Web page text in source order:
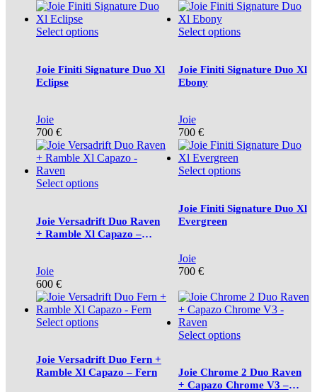
Select options
Joie Finiti Signature Duo Xl
Eclipse
Joie
700 €
Select options
Joie Finiti Signature Duo Xl
Ebony
Joie
700 €
Select options
Joie Versadrift Duo Raven
+ Ramble Xl Capazo –
Joie
600 €
Select options
Joie Finiti Signature Duo Xl
Evergreen
Joie
700 €
Select options
Joie Versadrift Duo Fern +
Ramble Xl Capazo – Fern
Select options
Joie Chrome 2 Duo Raven
+ Capazo Chrome V3 –